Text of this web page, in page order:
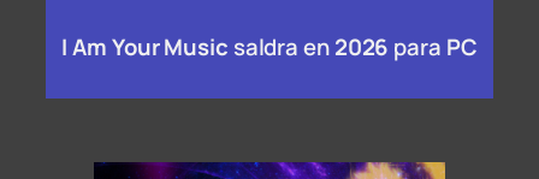
I Am Your Music saldra en2026 para PC